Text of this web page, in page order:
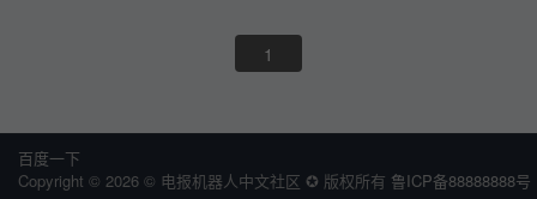
1
百度一下
Copyright © 2026 © 电报机器人中文社区 ✪ 版权所有 鲁ICP备88888888号